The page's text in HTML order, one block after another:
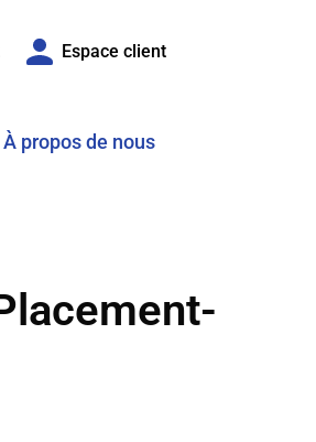
Espace client
À propos de nous